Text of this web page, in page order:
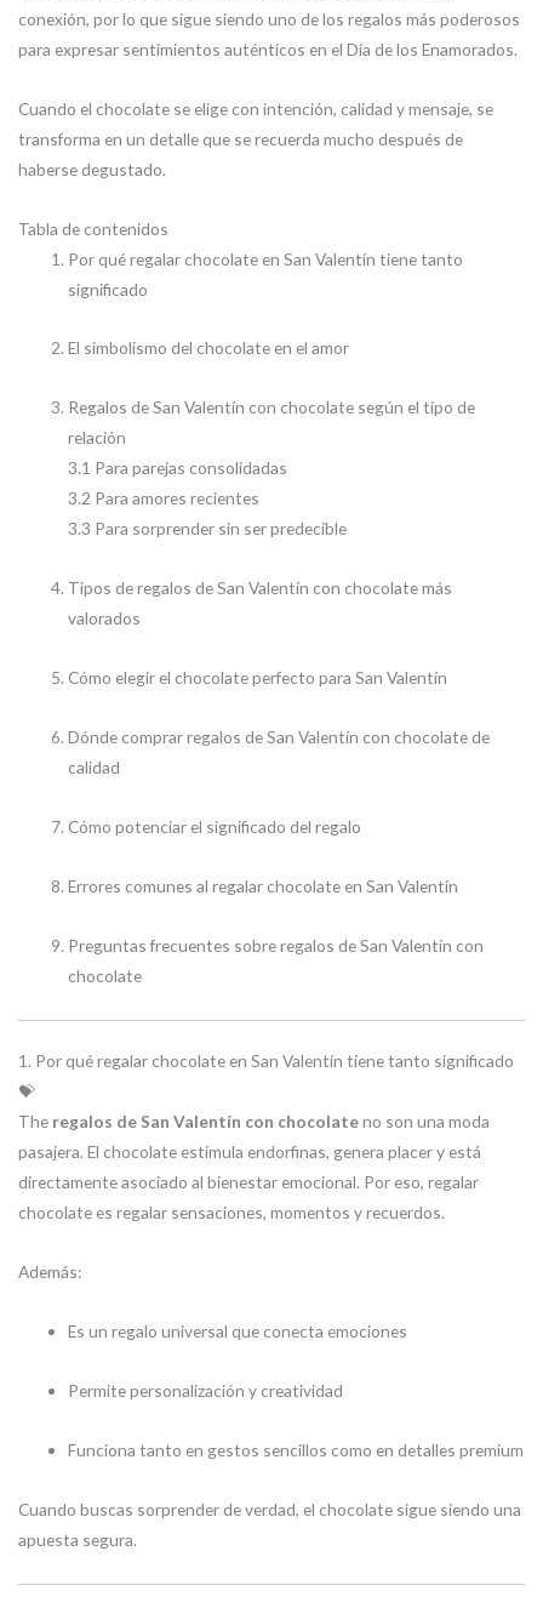
conexión, por lo que sigue siendo uno de los regalos más poderosos
para expresar sentimientos auténticos en el Día de los Enamorados.
Cuando el chocolate se elige con intención, calidad y mensaje, se
transforma en un detalle que se recuerda mucho después de
haberse degustado.
Tabla de contenidos
Por qué regalar chocolate en San Valentín tiene tanto
significado
El simbolismo del chocolate en el amor
Regalos de San Valentín con chocolate según el tipo de
relación
3.1 Para parejas consolidadas
3.2 Para amores recientes
3.3 Para sorprender sin ser predecible
Tipos de regalos de San Valentín con chocolate más
valorados
Cómo elegir el chocolate perfecto para San Valentín
Dónde comprar regalos de San Valentín con chocolate de
calidad
Cómo potenciar el significado del regalo
Errores comunes al regalar chocolate en San Valentín
Preguntas frecuentes sobre regalos de San Valentín con
chocolate
1. Por qué regalar chocolate en San Valentín tiene tanto significado
💝
The regalos de San Valentín con chocolateno son una moda
pasajera. El chocolate estimula endorfinas, genera placer y está
directamente asociado al bienestar emocional. Por eso, regalar
chocolate es regalar sensaciones, momentos y recuerdos.
Además:
Es un regalo universal que conecta emociones
Permite personalización y creatividad
Funciona tanto en gestos sencillos como en detalles premium
Cuando buscas sorprender de verdad, el chocolate sigue siendo una
apuesta segura.